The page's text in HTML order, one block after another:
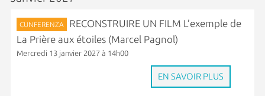
CUNFERENZA
RECONSTRUIRE UN FILM L’exemple de
La Prière aux étoiles (Marcel Pagnol)
Mercredi 13 janvier 2027 à 14h00
EN SAVOIR PLUS